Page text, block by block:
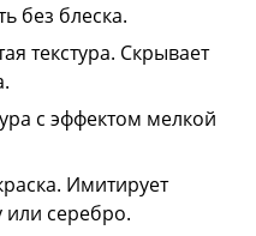
без блеска.
текстура. Скрывает
с эффектом мелкой
Имитирует
серебро.